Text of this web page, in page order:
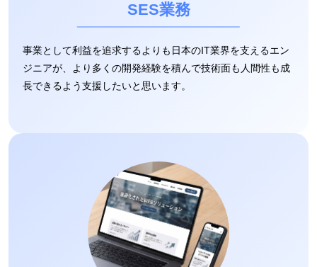
SES業務
事業として利益を追求するよりも日本のIT業界を支えるエン
ジニアが、より多くの開発経験を積んで技術面も人間性も成
長できるよう支援したいと思います。